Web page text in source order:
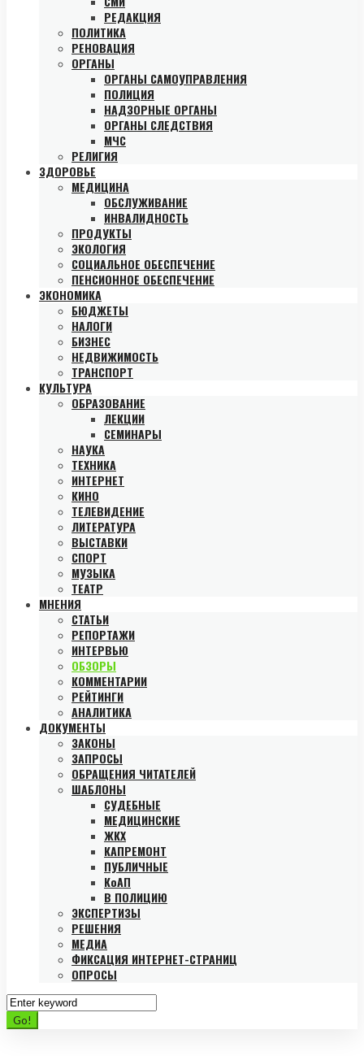
РЕДАКЦИЯ
ПОЛИТИКА
РЕНОВАЦИЯ
ОРГАНЫ
ОРГАНЫ САМОУПРАВЛЕНИЯ
ПОЛИЦИЯ
НАДЗОРНЫЕ ОРГАНЫ
ОРГАНЫ СЛЕДСТВИЯ
МЧС
РЕЛИГИЯ
ЗДОРОВЬЕ
МЕДИЦИНА
ОБСЛУЖИВАНИЕ
ИНВАЛИДНОСТЬ
ПРОДУКТЫ
ЭКОЛОГИЯ
СОЦИАЛЬНОЕ ОБЕСПЕЧЕНИЕ
ПЕНСИОННОЕ ОБЕСПЕЧЕНИЕ
ЭКОНОМИКА
БЮДЖЕТЫ
НАЛОГИ
БИЗНЕС
НЕДВИЖИМОСТЬ
ТРАНСПОРТ
КУЛЬТУРА
ОБРАЗОВАНИЕ
ЛЕКЦИИ
СЕМИНАРЫ
НАУКА
ТЕХНИКА
ИНТЕРНЕТ
КИНО
ТЕЛЕВИДЕНИЕ
ЛИТЕРАТУРА
ВЫСТАВКИ
СПОРТ
МУЗЫКА
ТЕАТР
МНЕНИЯ
СТАТЬИ
РЕПОРТАЖИ
ИНТЕРВЬЮ
ОБЗОРЫ
КОММЕНТАРИИ
РЕЙТИНГИ
АНАЛИТИКА
ДОКУМЕНТЫ
ЗАКОНЫ
ЗАПРОСЫ
ОБРАЩЕНИЯ ЧИТАТЕЛЕЙ
ШАБЛОНЫ
СУДЕБНЫЕ
МЕДИЦИНСКИЕ
ЖКХ
КАПРЕМОНТ
ПУБЛИЧНЫЕ
КоАП
В ПОЛИЦИЮ
ЭКСПЕРТИЗЫ
РЕШЕНИЯ
МЕДИА
ФИКСАЦИЯ ИНТЕРНЕТ-СТРАНИЦ
ОПРОСЫ
Search
for:
Go!